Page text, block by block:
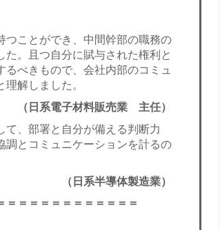
つことができ、中間幹部の職務の
。且つ自分に賦与された権利と
べきもので、会社内部のコミュ
解しました。
（日系電子材料販売業 主任）
、部署と自分が備える判断力
調とコミュニケーションを計るの
（日系半導体製造業）
＝＝＝＝＝＝＝＝＝＝＝＝